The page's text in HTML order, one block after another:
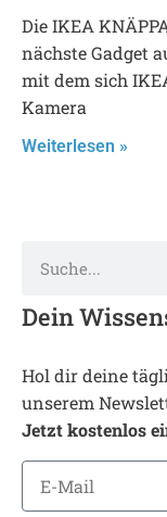
Die IKEA
nächste Gadget
mit dem sich
Kamera
Weiterlesen »
Dein
Hol dir deine
unserem
Jetzt kostenlos